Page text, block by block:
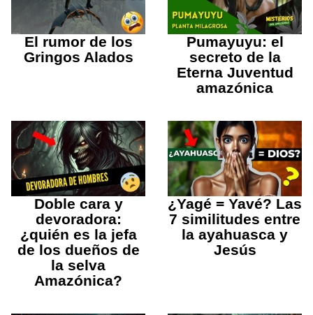
El rumor de los
Gringos Alados
Pumayuyu: el
secreto de la
Eterna Juventud
amazónica
Doble cara y
devoradora:
¿quién es la jefa
de los dueños de
la selva
Amazónica?
¿Yagé = Yavé? Las
7 similitudes entre
la ayahuasca y
Jesús